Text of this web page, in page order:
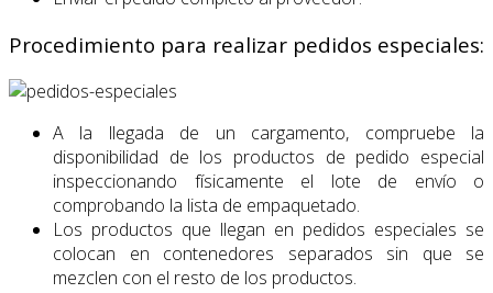
Procedimiento para realizar pedidos especiales:
A la llegada de un cargamento, compruebe la
disponibilidad de los productos de pedido especial
inspeccionando físicamente el lote de envío o
comprobando la lista de empaquetado.
Los productos que llegan en pedidos especiales se
colocan en contenedores separados sin que se
mezclen con el resto de los productos.